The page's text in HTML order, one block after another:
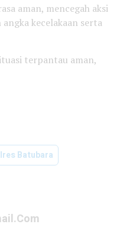
aman, mencegah aksi
kecelakaan serta
terpantau aman,
Batubara